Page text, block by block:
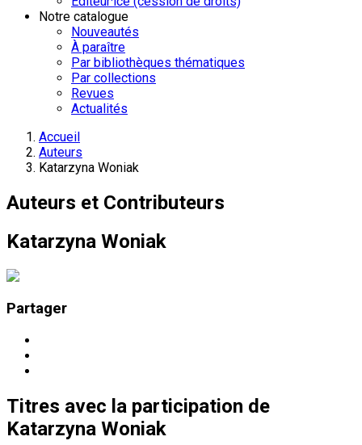
Notre catalogue
Nouveautés
À paraître
Par bibliothèques thématiques
Par collections
Revues
Actualités
Accueil
Auteurs
Katarzyna Woniak
Auteurs et Contributeurs
Katarzyna Woniak
Partager
Titres avec la participation de
Katarzyna Woniak